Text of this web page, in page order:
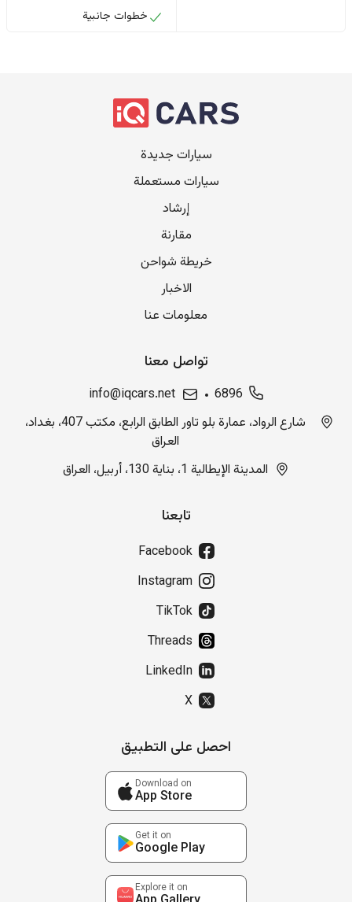
خطوات جانبية
سيارات جديدة
سيارات مستعملة
إرشاد
مقارنة
خريطة شواحن
الاخبار
معلومات عنا
تواصل معنا
6896
info@iqcars.net
شارع الرواد، عمارة بلو تاور الطابق الرابع، مكتب 407، بغداد،
العراق
المدينة الإيطالية 1، بناية 130، أربيل، العراق
تابعنا
Facebook
Instagram
TikTok
Threads
LinkedIn
X
احصل على التطبيق
Download on
App Store
Get it on
Google Play
Explore it on